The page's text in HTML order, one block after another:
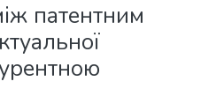
патентним